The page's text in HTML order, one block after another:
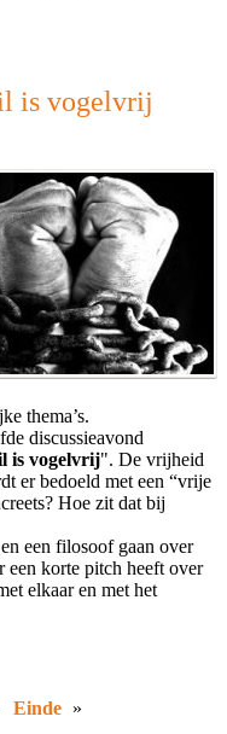
is vogelvrij
thema’s.
discussieavond
is vogelvrij". De vrijheid
er bedoeld met een “vrije
Hoe zit dat bij
een filosoof gaan over
een korte pitch heeft over
elkaar en met het
Einde »